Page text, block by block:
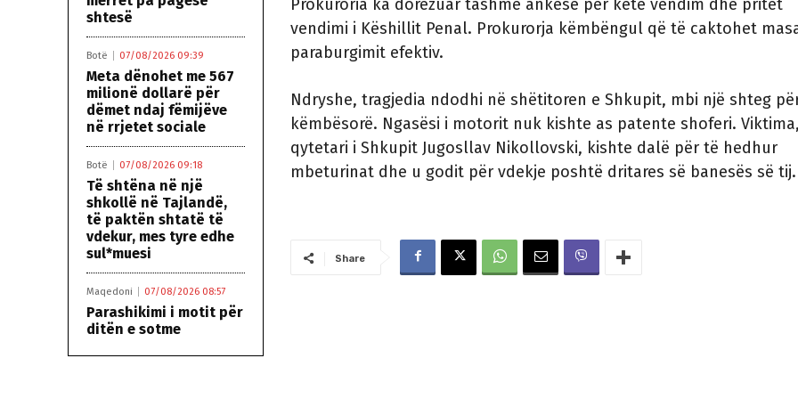
shtesë
Botë 07/08/2026 09:39
Meta dënohet me 567
milionë dollarë për
dëmet ndaj fëmijëve
në rrjetet sociale
Botë 07/08/2026 09:18
Të shtëna në një
shkollë në Tajlandë,
të paktën shtatë të
vdekur, mes tyre edhe
sul*muesi
Maqedoni 07/08/2026 08:57
Parashikimi i motit për
ditën e sotme
Prokuroria ka dorëzuar tashmë ankesë për këtë vendim dhe pritet
vendimi i Këshillit Penal. Prokurorja këmbëngul që të caktohet
paraburgimit efektiv.
Ndryshe, tragjedia ndodhi në shëtitoren e Shkupit, mbi një shteg
këmbësorë. Ngasësi i motorit nuk kishte as patente shoferi. Viktima,
qytetari i Shkupit Jugosllav Nikollovski, kishte dalë për të hedhur
mbeturinat dhe u godit për vdekje poshtë dritares së banesës së tij.
Share